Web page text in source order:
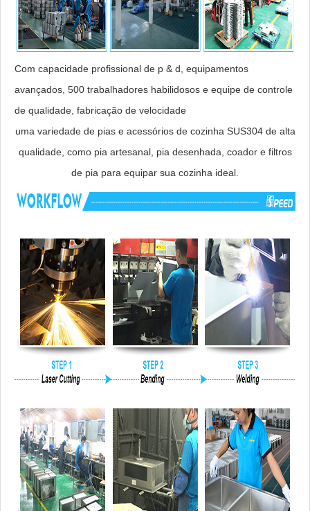
Com capacidade profissional de p & d, equipamentos
avançados, 500 trabalhadores habilidosos e equipe de controle
de qualidade, fabricação de velocidade
uma variedade de pias e acessórios de cozinha SUS304 de alta
qualidade, como pia artesanal, pia desenhada, coador e filtros
de pia para equipar sua cozinha ideal.